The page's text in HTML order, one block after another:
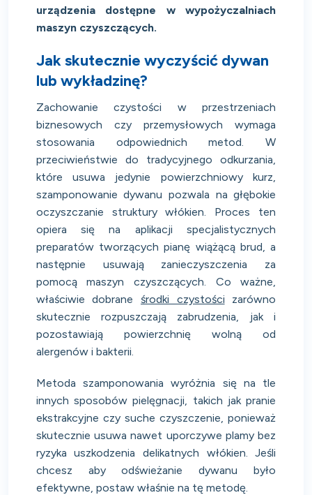
urządzenia dostępne w wypożyczalniach
maszyn czyszczących.
Jak skutecznie wyczyścić dywan
lub wykładzinę?
Zachowanie czystości w przestrzeniach
biznesowych czy przemysłowych wymaga
stosowania odpowiednich metod. W
przeciwieństwie do tradycyjnego odkurzania,
które usuwa jedynie powierzchniowy kurz,
szamponowanie dywanu pozwala na głębokie
oczyszczanie struktury włókien. Proces ten
opiera się na aplikacji specjalistycznych
preparatów tworzących pianę wiążącą brud, a
następnie usuwają zanieczyszczenia za
pomocą maszyn czyszczących. Co ważne,
właściwie dobrane środki czystości zarówno
skutecznie rozpuszczają zabrudzenia, jak i
pozostawiają powierzchnię wolną od
alergenów i bakterii.
Metoda szamponowania wyróżnia się na tle
innych sposobów pielęgnacji, takich jak pranie
ekstrakcyjne czy suche czyszczenie, ponieważ
skutecznie usuwa nawet uporczywe plamy bez
ryzyka uszkodzenia delikatnych włókien. Jeśli
chcesz aby odświeżanie dywanu było
efektywne, postaw właśnie na tę metodę.